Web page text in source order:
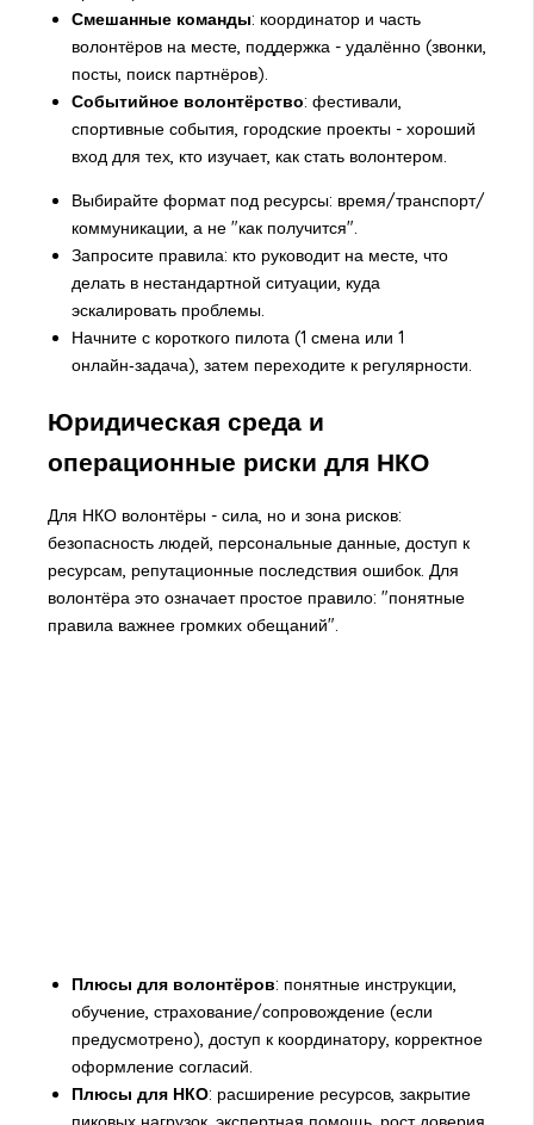
Смешанные команды: координатор и часть
волонтёров на месте, поддержка - удалённо (звонки,
посты, поиск партнёров).
Событийное волонтёрство: фестивали,
спортивные события, городские проекты - хороший
вход для тех, кто изучает, как стать волонтером.
Выбирайте формат под ресурсы: время/транспорт/
коммуникации, а не "как получится".
Запросите правила: кто руководит на месте, что
делать в нестандартной ситуации, куда
эскалировать проблемы.
Начните с короткого пилота (1 смена или 1
онлайн‑задача), затем переходите к регулярности.
Юридическая среда и
операционные риски для НКО
Для НКО волонтёры - сила, но и зона рисков:
безопасность людей, персональные данные, доступ к
ресурсам, репутационные последствия ошибок. Для
волонтёра это означает простое правило: "понятные
правила важнее громких обещаний".
Плюсы для волонтёров: понятные инструкции,
обучение, страхование/сопровождение (если
предусмотрено), доступ к координатору, корректное
оформление согласий.
Плюсы для НКО: расширение ресурсов, закрытие